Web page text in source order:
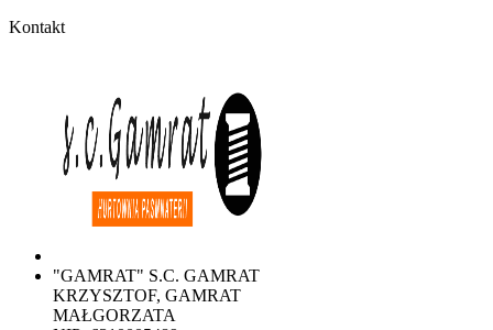
Kontakt
"GAMRAT" S.C. GAMRAT
KRZYSZTOF, GAMRAT
MAŁGORZATA